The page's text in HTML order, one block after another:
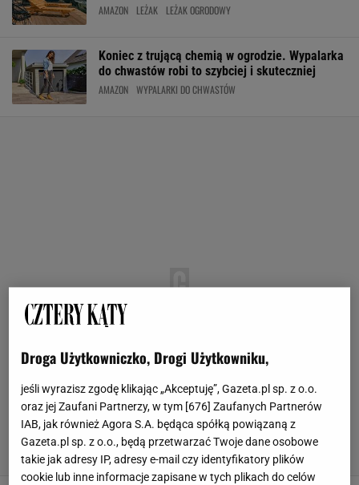
AMAZON LEŻAK LEŻAK OGRODOWY
Koniec z trującą chemią w ogrodzie. Wypalarka
do chwastów robi to szybciej i skuteczniej
AMAZON WYPALARKI DO CHWASTÓW
Droga Użytkowniczko, Drogi Użytkowniku,
jeśli wyrazisz zgodę klikając „Akceptuję”, Gazeta.pl sp. z o.o.
oraz jej Zaufani Partnerzy, w tym [676] Zaufanych Partnerów
IAB, jak również Agora S.A. będąca spółką powiązaną z
Gazeta.pl sp. z o.o., będą przetwarzać Twoje dane osobowe
takie jak adresy IP, adresy e-mail czy identyfikatory plików
cookie lub inne informacje zapisane w tych plikach do celów